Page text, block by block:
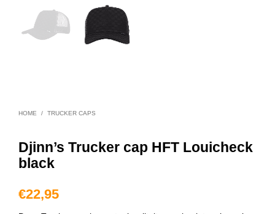
HOME / TRUCKER CAPS
Djinn’s Trucker cap HFT Louicheck
black
€22,95